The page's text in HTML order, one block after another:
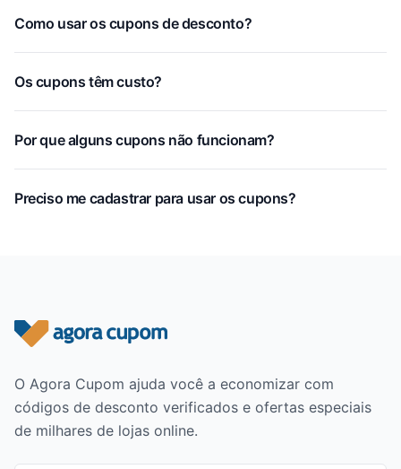
Como usar os cupons de desconto?
Os cupons têm custo?
Por que alguns cupons não funcionam?
Preciso me cadastrar para usar os cupons?
Rodapé do site
O Agora Cupom ajuda você a economizar com
códigos de desconto verificados e ofertas especiais
de milhares de lojas online.